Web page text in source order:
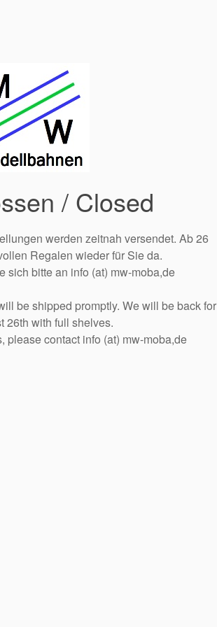
/ Closed
werden zeitnah versendet. Ab 26
Regalen wieder für Sie da.
sich bitte an info (at) mw-moba,de
be shipped promptly. We will be back for
26th with full shelves.
please contact info (at) mw-moba,de